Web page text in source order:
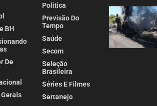
BH
De
Politica
Previsão Do
Tempo
Saúde
Secom
Seleção
Brasileira
Séries E Filmes
Sertanejo